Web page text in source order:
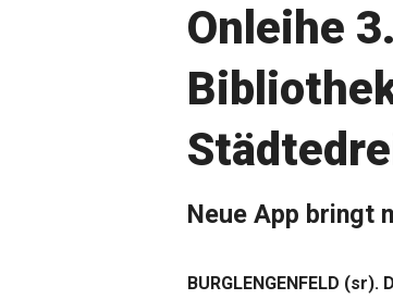
Der
Nutzen
Onleihe
Neue App bringt
BURGLENGENFELD